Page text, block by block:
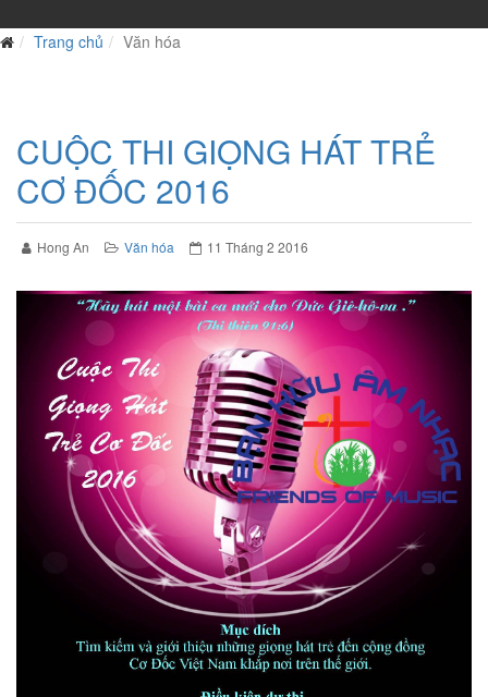
Trang chủ Văn hóa
CUỘC THI GIỌNG HÁT TRẺ
CƠ ĐỐC 2016
Hong An Văn hóa 11 Tháng 2 2016